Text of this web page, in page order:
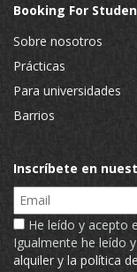
Booking For
Sobre nosotros
Prácticas
Para universidades
Barrios
Inscríbete en
Email
He leído y acepto
Igualmente he leído
alquiler y la política